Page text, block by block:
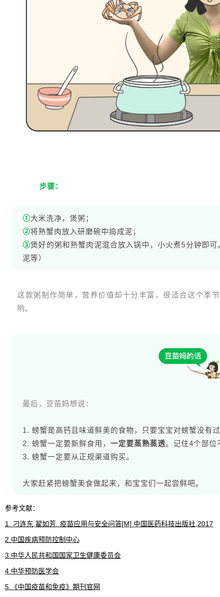
步骤：
①大米洗净，煲粥；
②将熟蟹肉放入研磨碗中捣成泥；
③煲好的粥和熟蟹肉泥混合放入锅中，小火煮5分钟即
泥等）
这款粥制作简单，营养价值却十分丰富，很适合这个季
哟。
最后，豆苗妈想说：
1. 螃蟹是高钙且味道鲜美的食物，只要宝宝对螃蟹没有
2. 螃蟹一定要新鲜食用， 一定要蒸熟蒸透。记住4个部位
3. 螃蟹一定要从正规渠道购买。
大家赶紧把螃蟹美食做起来，和宝宝们一起尝鲜吧。
参考文献：
1. 刁连东,翟如芳. 疫苗应用与安全问答[M] 中国医药科技出版社,2017
2.中国疾病预防控制中心
3.中华人民共和国国家卫生健康委员会
4.中华预防医学会
5.《中国疫苗和免疫》期刊官网